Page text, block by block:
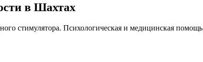
в Шахтах
стимулятора. Психологическая и медицинская помощь